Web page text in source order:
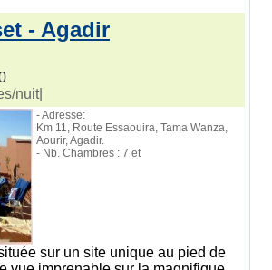
- Agadir
nuit|
- Adresse:
Km 11, Route Essaouira, Tama Wanza,
Aourir, Agadir.
- Nb. Chambres : 7 et
sur un site unique au pied de